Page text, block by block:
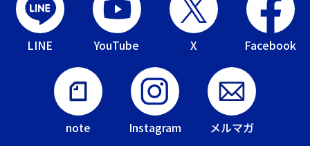
LINE YouTube X Facebook
note Instagram メルマガ